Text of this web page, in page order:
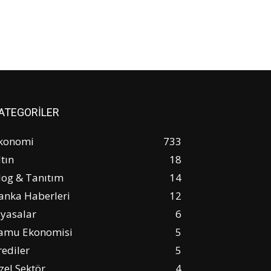
733
18
& Tanıtım
14
Haberleri
12
6
Ekonomisi
5
5
Sektör
4